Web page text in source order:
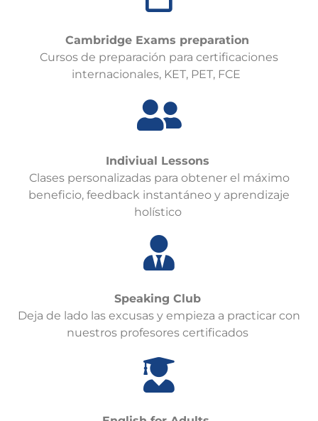
Cambridge Exams preparation
Cursos de preparación para certificaciones
internacionales, KET, PET, FCE
Indiviual
Lessons
Clases personalizadas para obtener el máximo
beneficio, feedback instantáneo y aprendizaje
holístico
Speaking Club
Deja de lado las excusas y empieza a practicar con
nuestros profesores certificados